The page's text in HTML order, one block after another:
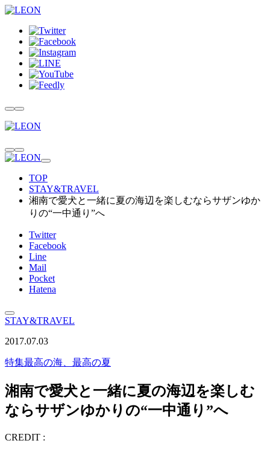
TOP
STAY&TRAVEL
湘南で愛犬と一緒に夏の海辺を楽しむならサザンゆか
りの“一中通り”へ
Twitter
Facebook
Line
Mail
Pocket
Hatena
STAY&TRAVEL
2017.07.03
特集最高の海、最高の夏
湘南で愛犬と一緒に夏の海辺を楽しむ
ならサザンゆかりの“一中通り”へ
CREDIT :